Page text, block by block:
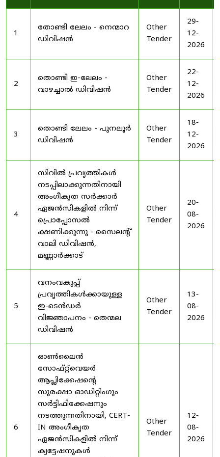
1
തോണ്ടി ലേലം - നെന്മാറ
ഡിവിഷൻ
Other
Tender
29-
12-
2026
2
തൊണ്ടി ഇ-ലേലം -
വാഴച്ചാൽ ഡിവിഷൻ
Other
Tender
22-
12-
2026
3
തൊണ്ടി ലേലം - പുനലൂർ
ഡിവിഷൻ
Other
Tender
18-
12-
2026
4
സിവിൽ പ്രവൃത്തികൾ
നടപ്പിലാക്കുന്നതിനായി
അംഗീകൃത സർക്കാർ
ഏജൻസികളിൽ നിന്ന്
പ്രൊപ്പോസൽ
ക്ഷണിക്കുന്നു - സൈലന്റ്
വാലി ഡിവിഷൻ,
മണ്ണാർക്കാട്
Other
Tender
20-
08-
2026
5
വനംവകുപ്പ്
പ്രവൃത്തികൾക്കായുള്ള
ഇ-ടെൻഡർ
വിജ്ഞാപനം - തെന്മല
ഡിവിഷൻ
Other
Tender
13-
08-
2026
6
ഓൺലൈൻ
സോഫ്റ്റ്‌വെയർ
ആപ്ലിക്കേഷന്റെ
സുരക്ഷാ ഓഡിറ്റിംഗും
സർട്ടിഫിക്കേഷനും
നടത്തുന്നതിനായി, CERT-
IN അംഗീകൃത
ഏജൻസികളിൽ നിന്ന്
ക്വട്ടേഷനുകൾ
Other
Tender
12-
08-
2026